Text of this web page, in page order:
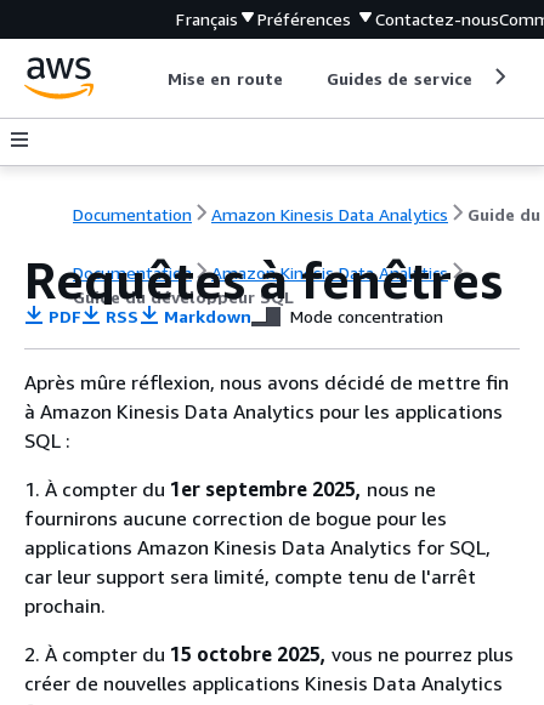
Français Préférences Contactez-nous
Mise en route Guides de service
Documentation Amazon Kinesis Data Analytics
Documentation
Amazon Kinesis Data Analytics
Guide du développeur SQL
Requêtes à fenêtres
PDF RSS Markdown Mode concentration
Après mûre réflexion, nous avons décidé de mettre fin
à Amazon Kinesis Data Analytics pour les applications
SQL :
1. À compter du 1er septembre 2025, nous ne
fournirons aucune correction de bogue pour les
applications Amazon Kinesis Data Analytics for SQL,
car leur support sera limité, compte tenu de l'arrêt
prochain.
2. À compter du 15 octobre 2025, vous ne pourrez plus
créer de nouvelles applications Kinesis Data Analytics